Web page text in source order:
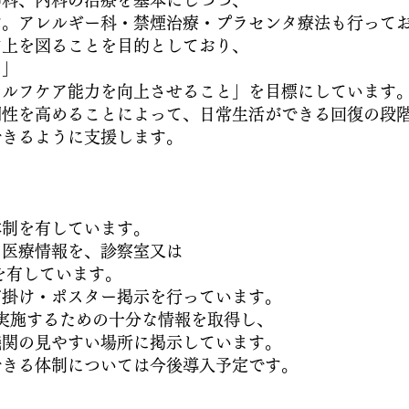
アレルギー科・禁煙治療・プラセンタ療法も行って
を図ることを目的としており、
フケア能力を向上させること」を目標にしています。
を高めることによって、日常生活ができる回復の段
るように支援します。
を有しています。
療情報を、診察室又は
しています。
け・ポスター掲示を行っています。
するための十分な情報を取得し、
の見やすい場所に掲示しています。
る体制については今後導入予定です。